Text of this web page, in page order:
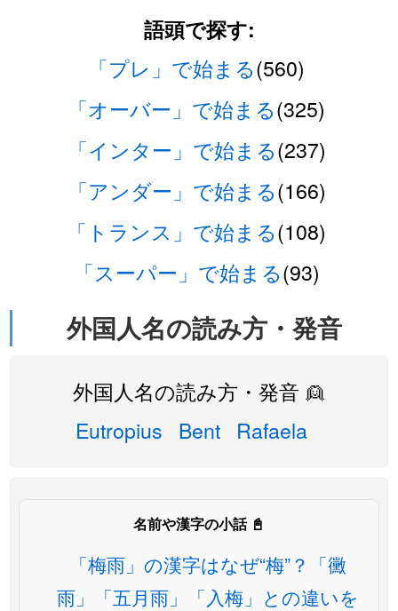
語頭で探す:
「プレ」で始まる(560)
「オーバー」で始まる(325)
「インター」で始まる(237)
「アンダー」で始まる(166)
「トランス」で始まる(108)
「スーパー」で始まる(93)
外国人名の読み方・発音
外国人名の読み方・発音 👱
Eutropius Bent Rafaela
名前や漢字の小話 📓
「梅雨」の漢字はなぜ“梅”？「黴
雨」「五月雨」「入梅」との違いを